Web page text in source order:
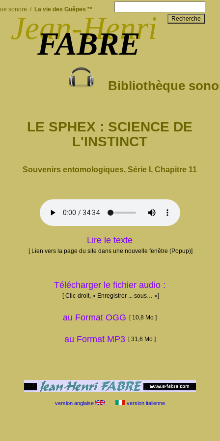
Jean-Henri
FABRE
Bibliothèque
Recherche
sonore / La vie des Guêpes **
LE SPHEX : SCIENCE DE
L'INSTINCT
Souvenirs entomologiques, Série I, Chapitre 11
Lire le texte
[ Lien vers la page du site dans une nouvelle fenêtre (Popup)]
Télécharger le fichier audio :
[ Clic-droit, « Enregistrer ... sous… »]
au Format OGG [ 10,8 Mo ]
au Format MP3[ 31,6 Mo ]
version anglaise version italienne